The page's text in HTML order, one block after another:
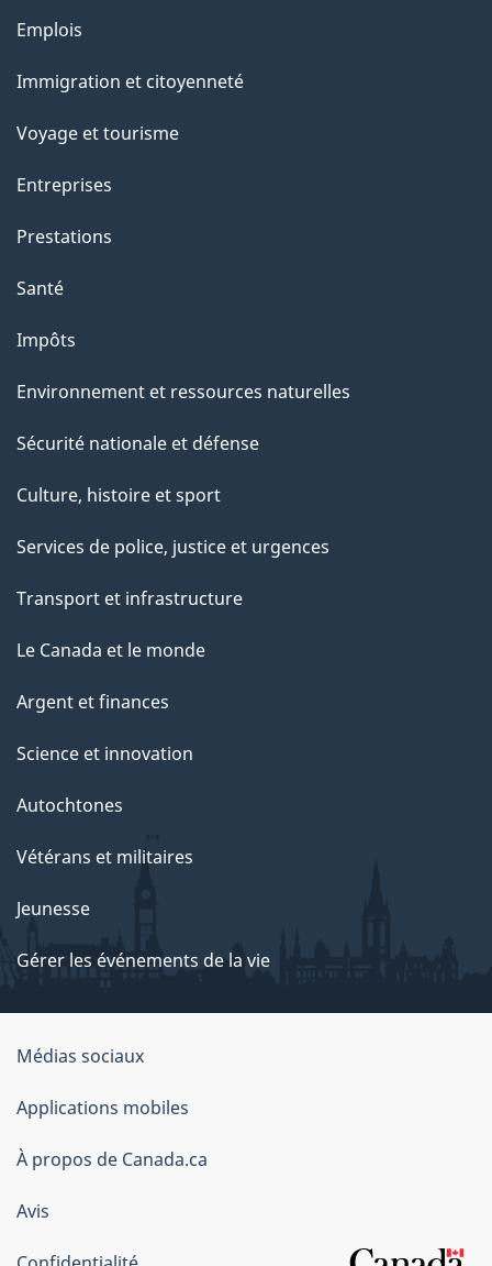
a
Thèmes
sujets
Emplois
Immigration et citoyenneté
Voyage et tourisme
Entreprises
Prestations
Santé
Impôts
Environnement et ressources naturelles
Sécurité nationale et défense
Culture, histoire et sport
Services de police, justice et urgences
Transport et infrastructure
Le Canada et le monde
Argent et finances
Science et innovation
Autochtones
Vétérans et militaires
Jeunesse
Gérer les événements de la vie
Organisation
du
gouvernement
du
Canada
Médias sociaux
Applications mobiles
À propos de Canada.ca
Avis